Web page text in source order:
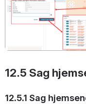
12.5 Sag
12.5.1 Sag